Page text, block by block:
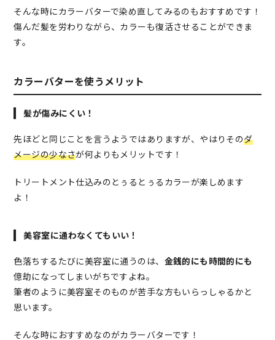
そんな時にカラーバターで染め直してみるのもおすすめです！
傷んだ髪を労わりながら、カラーも復活させることができま
す。
カラーバターを使うメリット
髪が傷みにくい！
先ほどと同じことを言うようではありますが、やはりそのダ
メージの少なさが何よりもメリットです！
トリートメント仕込みのとぅるとぅるカラーが楽しめます
よ！
美容室に通わなくてもいい！
色落ちするたびに美容室に通うのは、 金銭的にも時間的にも
億劫になってしまいがちですよね。
筆者のように美容室そのものが苦手な方もいらっしゃるかと
思います。
そんな時におすすめなのがカラーバターです！